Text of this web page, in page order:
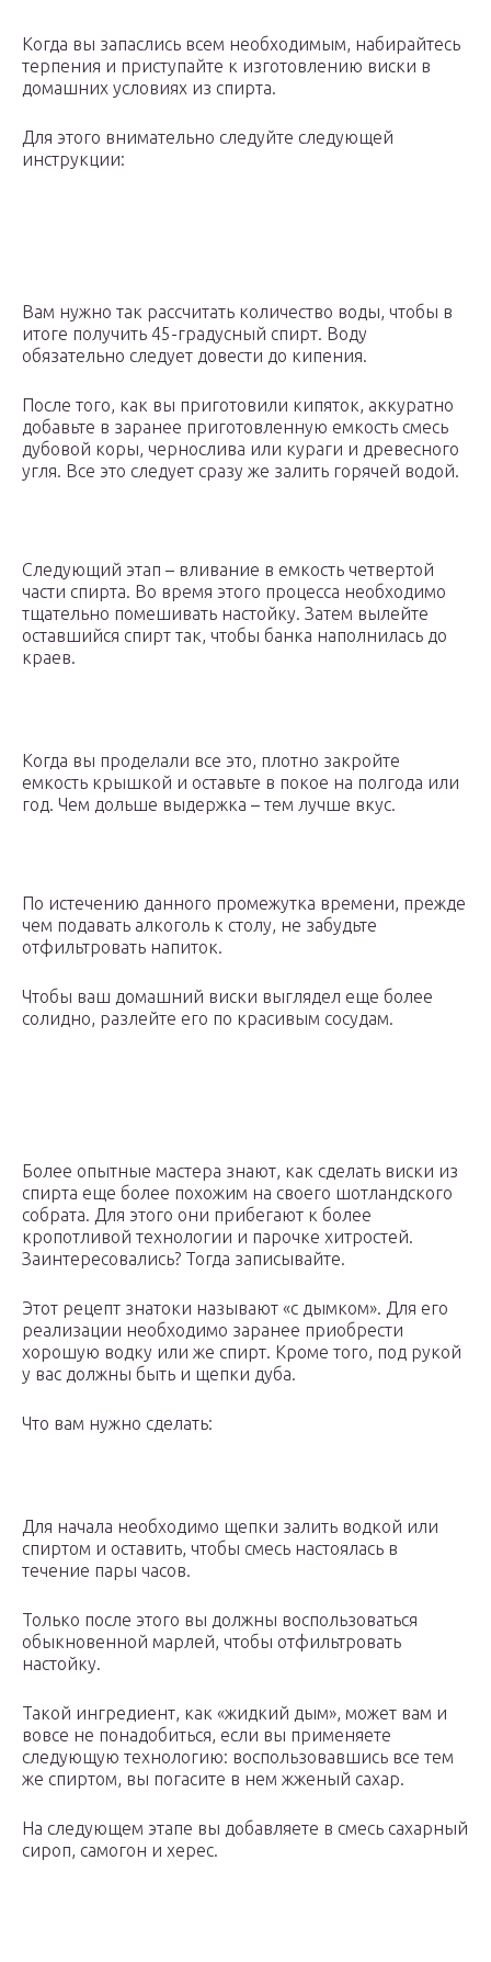
Когда вы запаслись всем необходимым, набирайтесь
терпения и приступайте к изготовлению виски в
домашних условиях из спирта.
Для этого внимательно следуйте следующей
инструкции:
Вам нужно так рассчитать количество воды, чтобы в
итоге получить 45-градусный спирт. Воду
обязательно следует довести до кипения.
После того, как вы приготовили кипяток, аккуратно
добавьте в заранее приготовленную емкость смесь
дубовой коры, чернослива или кураги и древесного
угля. Все это следует сразу же залить горячей водой.
Следующий этап – вливание в емкость четвертой
части спирта. Во время этого процесса необходимо
тщательно помешивать настойку. Затем вылейте
оставшийся спирт так, чтобы банка наполнилась до
краев.
Когда вы проделали все это, плотно закройте
емкость крышкой и оставьте в покое на полгода или
год. Чем дольше выдержка – тем лучше вкус.
По истечению данного промежутка времени, прежде
чем подавать алкоголь к столу, не забудьте
отфильтровать напиток.
Чтобы ваш домашний виски выглядел еще более
солидно, разлейте его по красивым сосудам.
Более опытные мастера знают, как сделать виски из
спирта еще более похожим на своего шотландского
собрата. Для этого они прибегают к более
кропотливой технологии и парочке хитростей.
Заинтересовались? Тогда записывайте.
Этот рецепт знатоки называют «с дымком». Для его
реализации необходимо заранее приобрести
хорошую водку или же спирт. Кроме того, под рукой
у вас должны быть и щепки дуба.
Что вам нужно сделать:
Для начала необходимо щепки залить водкой или
спиртом и оставить, чтобы смесь настоялась в
течение пары часов.
Только после этого вы должны воспользоваться
обыкновенной марлей, чтобы отфильтровать
настойку.
Такой ингредиент, как «жидкий дым», может вам и
вовсе не понадобиться, если вы применяете
следующую технологию: воспользовавшись все тем
же спиртом, вы погасите в нем жженый сахар.
На следующем этапе вы добавляете в смесь сахарный
сироп, самогон и херес.